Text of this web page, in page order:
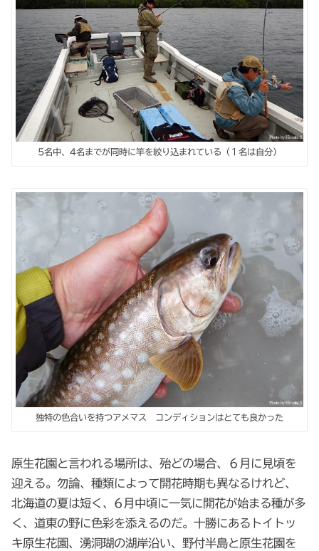
5名中、4名までが同時に竿を絞り込まれている（１名は自分）
独特の色合いを持つアメマス コンディションはとても良かった
原生花園と言われる場所は、殆どの場合、６月に見頃を
迎える。勿論、種類によって開花時期も異なるけれど、
北海道の夏は短く、6月中頃に一気に開花が始まる種が多
く、道東の野に色彩を添えるのだ。十勝にあるトイトッ
キ原生花園、湧洞瑚の湖岸沿い、野付半島と原生花園を